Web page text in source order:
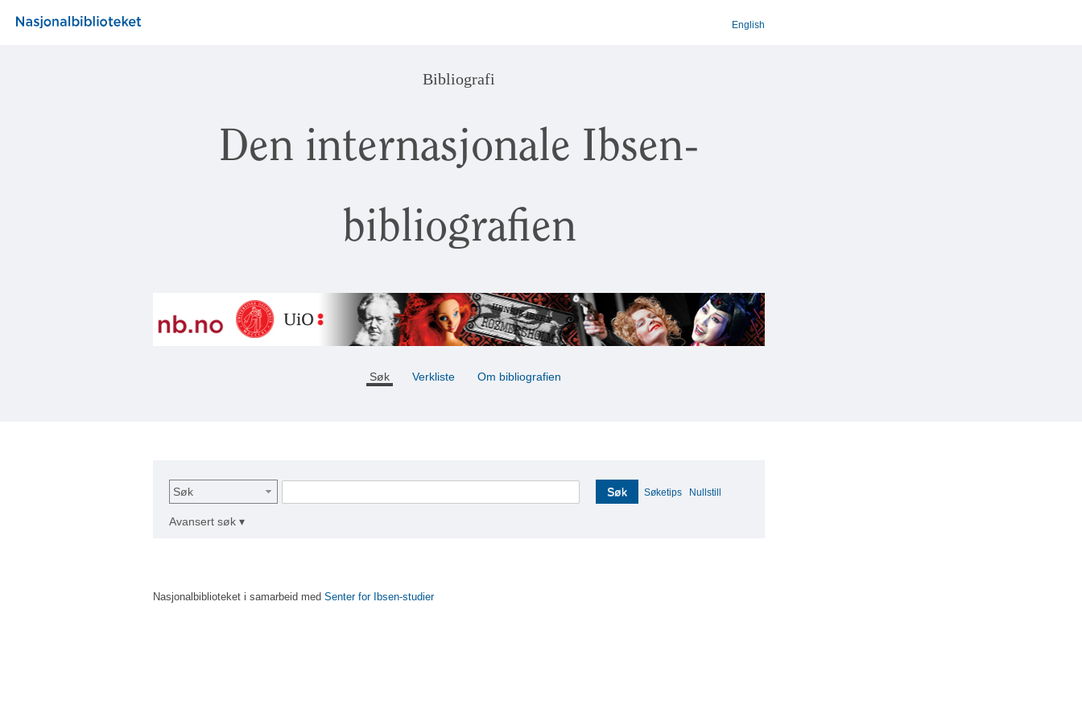
English
Bibliografi
Den internasjonale Ibsen-
bibliografien
Søk Verkliste Om bibliografien
Søk Søk Søketips Nullstill
Avansert søk ▾
Nasjonalbiblioteket i samarbeid med Senter for Ibsen-studier